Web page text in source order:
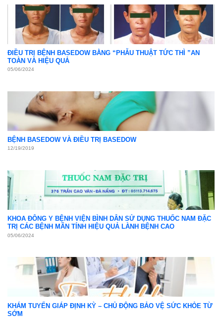
ĐIỀU TRỊ BỆNH BASEDOW BẰNG “PHẪU THUẬT TỨC THÌ ”AN
TOÀN VÀ HIỆU QUẢ
05/06/2024
BỆNH BASEDOW VÀ ĐIỀU TRỊ BASEDOW
12/19/2019
KHOA ĐÔNG Y BỆNH VIỆN BÌNH DÂN SỬ DỤNG THUỐC NAM ĐẶC
TRỊ CÁC BỆNH MÃN TÍNH HIỆU QUẢ LÀNH BỆNH CAO
05/06/2024
KHÁM TUYẾN GIÁP ĐỊNH KỲ – CHỦ ĐỘNG BẢO VỆ SỨC KHỎE TỪ
SỚM